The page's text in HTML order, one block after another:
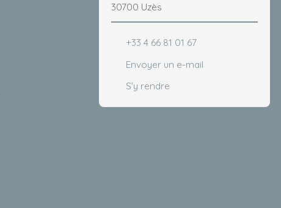
30700 Uzès
+33 4 66 81 01 67
Envoyer un e-mail
S'y rendre